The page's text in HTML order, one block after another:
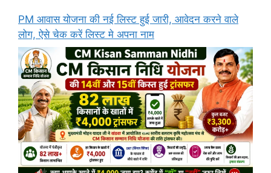
PM आवास योजना की नई लिस्ट हुई जारी, आवेदन करने वाले
लोग, ऐसे चेक करें लिस्ट मे अपना नाम